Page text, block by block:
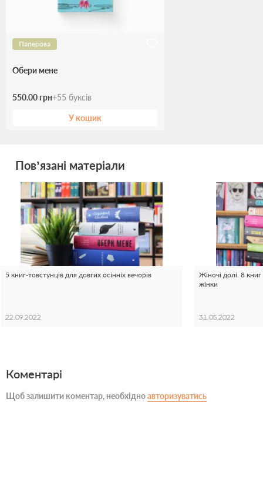
Паперова
Обери мене
550.00 грн+55 буксів
У кошик
Пов’язані матеріали
5 книг-товстунців для довгих осінніх вечорів
22.09.2022
Жіночі долі. 8
жінки
31.05.2022
Коментарі
Щоб залишити коментар, необхідноавторизуватись